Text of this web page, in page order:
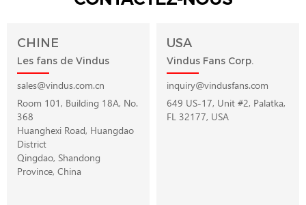
CHINE
Les fans de Vindus
sales@vindus.com.cn
Room 101, Building 18A, No.
368
Huanghexi Road, Huangdao
District
Qingdao, Shandong
Province, China
USA
Vindus Fans Corp.
inquiry@vindusfans.com
649 US-17, Unit #2, Palatka,
FL 32177, USA